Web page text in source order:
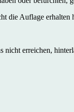
die Auflage erhalten
erreichen,